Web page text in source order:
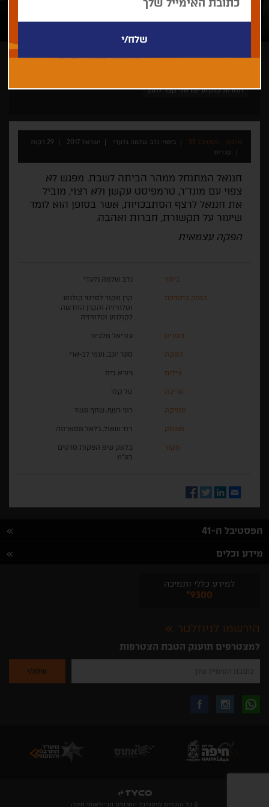
תחרות קולנוע ישראלי קצר 2017
ארכיון - פסטיבל 33 בימוי: נדב שלמה גלעדי ישראל 2017
29 דקות
עברית
חננאל המתנחל ממהר הביתה לשבת. מפגש לא
צפוי עם מונד'ר, טרמפיסט עקשן ולא רצוי, מוביל
את חננאל לרצף הסתבכויות, אשר בסופן הוא לומד
שיעור על תקשורת, חברות ואהבה.
הפקה עצמאית
בימוי נדב שלמה גלעדי
הופק בתמיכת
קרן מקור לסרטי קולנוע
וטלוויזיה והקרן החדשה
לקולנוע וטלוויזיה
תסריט צוריאל מלכיור
הפקה סער יוגב, נעמי לב-ארי
צילום גיורא ביח
עריכה טל קלר
מוזיקה רוני רשף, שחף וגשל
משחק דוד שאול, ג'לאל מסארווה
מקור
בלאק שיפ הפקות סרטים
בע"מ
Email
LinkedIn
Twitter
Facebook
הפסטיבל ה-41
מידע וכלים
למידע כללי ותמיכה
*9300
הירשמו לניוזלטר
למצטרפים תוענק הטבת הצטרפות
להזין
שלך
להרשמה
לקבלת
באינסטגרם
עקבו
בפייסבוק
© כל הזכויות לפסטיבל הסרטים הבינלאומי חיפה